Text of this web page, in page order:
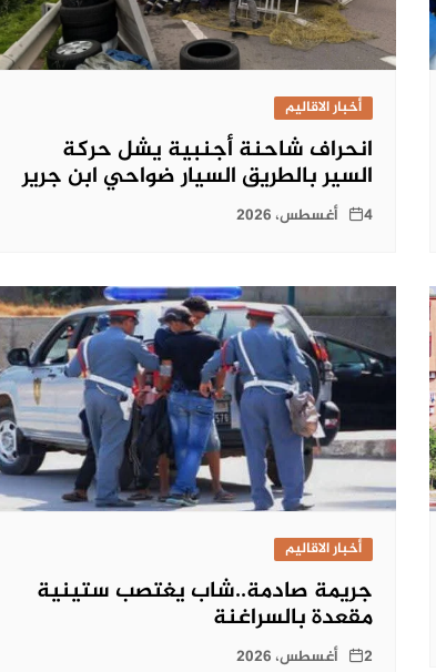
أخبار الاقاليم
انحراف شاحنة أجنبية يشل حركة
السير بالطريق السيار ضواحي ابن جرير
4 أغسطس، 2026
أخبار الاقاليم
جريمة صادمة..شاب يغتصب ستينية
مقعدة بالسراغنة
2 أغسطس، 2026